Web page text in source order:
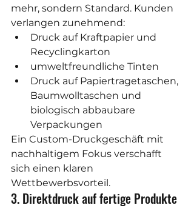
mehr, sondern Standard. Kunden
verlangen zunehmend:
Druck auf Kraftpapier und
Recyclingkarton
umweltfreundliche Tinten
Druck auf Papiertragetaschen,
Baumwolltaschen und
biologisch abbaubare
Verpackungen
Ein Custom-Druckgeschäft mit
nachhaltigem Fokus verschafft
sich einen klaren
Wettbewerbsvorteil.
3. Direktdruck auf fertige Produkte